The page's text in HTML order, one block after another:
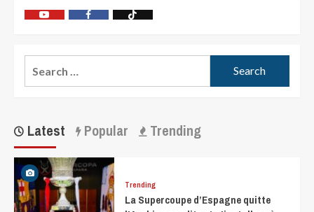
Latest Popular Trending
Trending
La Supercoupe d’Espagne quitte